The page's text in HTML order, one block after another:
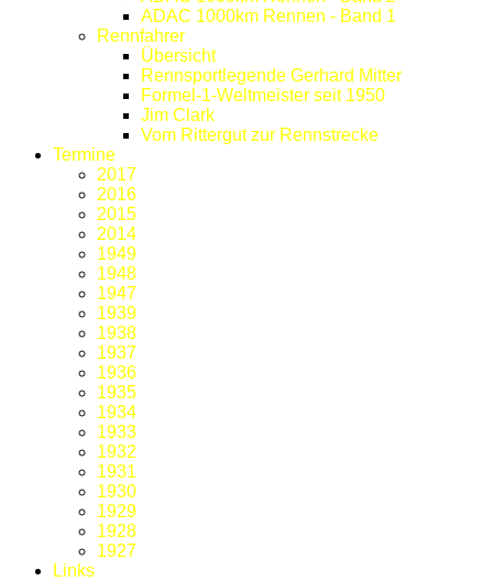
ADAC 1000km Rennen - Band 1
Rennfahrer
Übersicht
Rennsportlegende Gerhard Mitter
Formel-1-Weltmeister seit 1950
Jim Clark
Vom Rittergut zur Rennstrecke
Termine
2017
2016
2015
2014
1949
1948
1947
1939
1938
1937
1936
1935
1934
1933
1932
1931
1930
1929
1928
1927
Links